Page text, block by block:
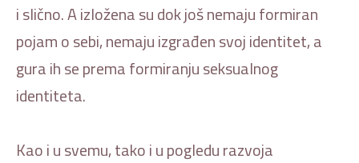
i slično. A izložena su dok još nemaju formiran
pojam o sebi, nemaju izgrađen svoj identitet, a
gura ih se prema formiranju seksualnog
identiteta.
Kao i u svemu, tako i u pogledu razvoja